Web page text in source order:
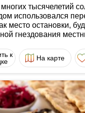
тысячелетий
использовался
место остановки,
гнездования
к
На карте